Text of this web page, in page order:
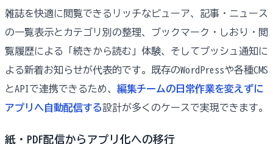
雑誌を快適に閲覧できるリッチなビューア、記事・ニュース
の一覧表示とカテゴリ別の整理、ブックマーク・しおり・閲
覧履歴による「続きから読む」体験、そしてプッシュ通知に
よる新着お知らせが代表的です。既存のWordPressや各種CMS
とAPIで連携できるため、 編集チームの日常作業を変えずに
アプリへ自動配信する設計が多くのケースで実現できます。
紙・PDF配信からアプリ化への移行